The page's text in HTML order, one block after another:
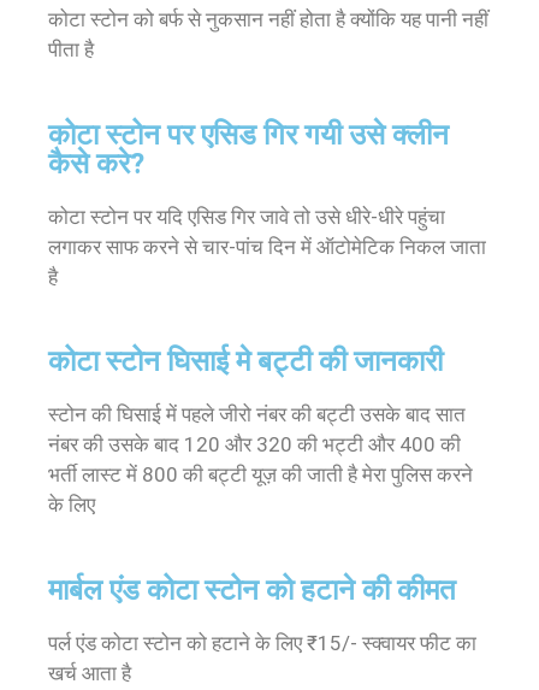
कोटा स्टोन को बर्फ से नुकसान नहीं होता है क्योंकि यह पानी नहीं
पीता है
कोटा स्टोन पर एसिड गिर गयी उसे क्लीन
कैसे करे?
कोटा स्टोन पर यदि एसिड गिर जावे तो उसे धीरे-धीरे पहुंचा
लगाकर साफ करने से चार-पांच दिन में ऑटोमेटिक निकल जाता
है
कोटा स्टोन घिसाई मे बट्टी की जानकारी
स्टोन की घिसाई में पहले जीरो नंबर की बट्टी उसके बाद सात
नंबर की उसके बाद 120 और 320 की भट्टी और 400 की
भर्ती लास्ट में 800 की बट्टी यूज़ की जाती है मेरा पुलिस करने
के लिए
मार्बल एंड कोटा स्टोन को हटाने की कीमत
पर्ल एंड कोटा स्टोन को हटाने के लिए ₹15/- स्क्वायर फीट का
खर्च आता है